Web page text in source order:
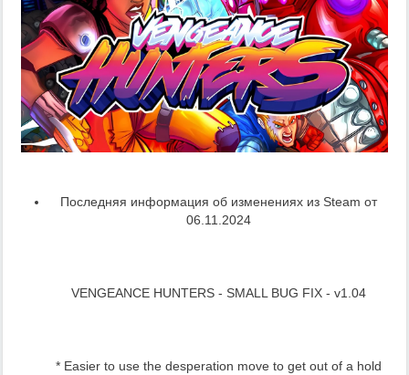
Последняя информация об изменениях из Steam от
06.11.2024
VENGEANCE HUNTERS - SMALL BUG FIX - v1.04
* Easier to use the desperation move to get out of a hold